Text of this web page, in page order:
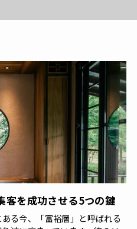
客を成功させる5つの鍵
る今、「富裕層」と呼ばれる